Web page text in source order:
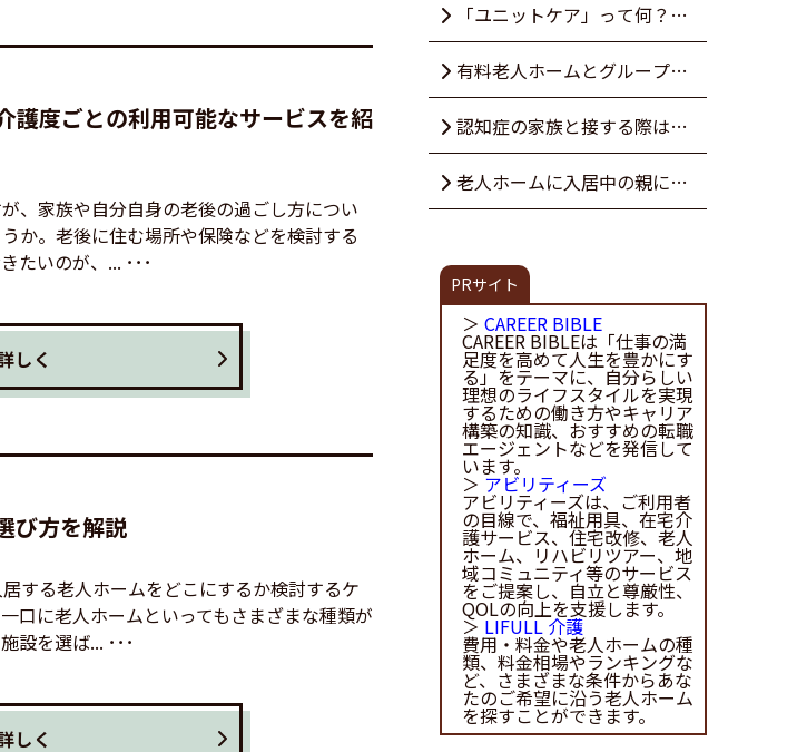
護度ごとの利用可能なサービスを紹
、家族や自分自身の老後の過ごし方につい
か。老後に住む場所や保険などを検討する
たいのが、... ･･･
しく
び方を解説
する老人ホームをどこにするか検討するケ
口に老人ホームといってもさまざまな種類が
設を選ば... ･･･
しく
施設を探すコツも紹介
探すメリットとは？自立したシ
ニアのための施設を徹底解説
「ユニットケア」って何？通
常の介護と何が違うの？
有料老人ホームとグループホ
ームの違いを徹底解説！
認知症の家族と接する際はど
うすればいい？コミュニケーシ
老人ホームに入居中の親に差
のは何？
PRサイト
＞ CAREER BIBLE
CAREER BIBLEは「仕事の満
足度を高めて人生を豊かにす
る」をテーマに、自分らしい
理想のライフスタイルを実現
するための働き方やキャリア
構築の知識、おすすめの転職
エージェントなどを発信して
います。
＞アビリティーズ
アビリティーズは、ご利用者
の目線で、福祉用具、在宅介
護サービス、住宅改修、老人
ホーム、リハビリツアー、地
域コミュニティ等のサービス
をご提案し、自立と尊厳性、
QOLの向上を支援します。
＞ LIFULL 介護
費用・料金や老人ホームの種
類、料金相場やランキングな
ど、さまざまな条件からあな
たのご希望に沿う老人ホーム
を探すことができます。